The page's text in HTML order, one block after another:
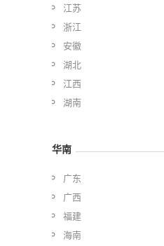
江苏
浙江
安徽
湖北
江西
湖南
华南
广东
广西
福建
海南